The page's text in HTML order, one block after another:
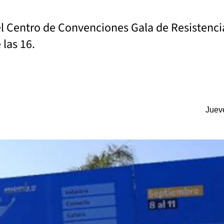
de Convenciones Gala de
16.